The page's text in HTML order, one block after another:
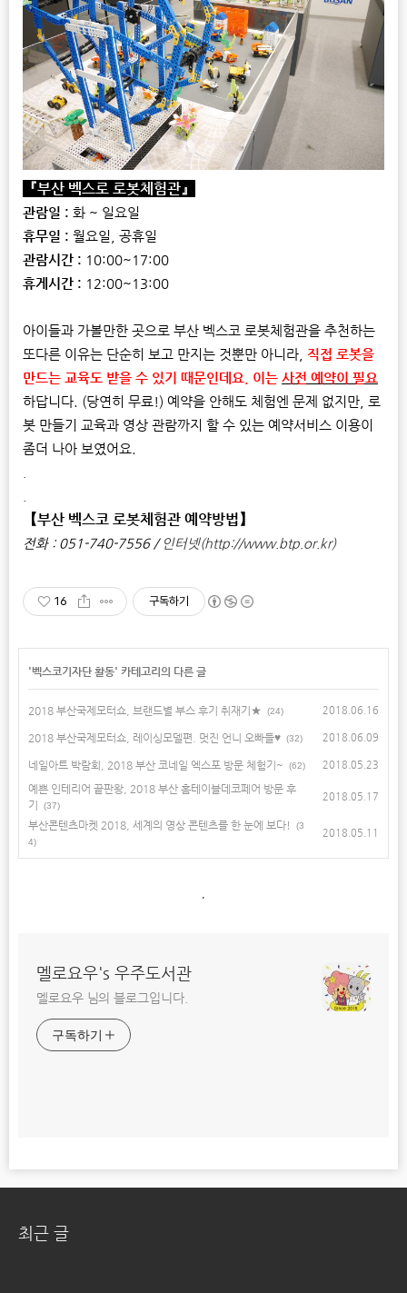
『부산 벡스로 로봇체험관』
관람일 : 화 ~ 일요일
휴무일 : 월요일, 공휴일
관람시간 : 10:00~17:00
휴게시간 : 12:00~13:00
아이들과 가볼만한 곳으로 부산 벡스코 로봇체험관을 추천하는
또다른 이유는 단순히 보고 만지는 것뿐만 아니라, 직접 로봇을
만드는 교육도 받을 수 있기 때문인데요. 이는 사전 예약이 필요
하답니다. (당연히 무료!) 예약을 안해도 체험엔 문제 없지만, 로
봇 만들기 교육과 영상 관람까지 할 수 있는 예약서비스 이용이
좀더 나아 보였어요.
【부산 벡스코 로봇체험관 예약방법】
전화 : 051-740-7556 / 인터넷(http://www.btp.or.kr)
16 구독하기
'벡스코기자단 활동' 카테고리의 다른 글
2018 부산국제모터쇼, 브랜드별 부스 후기 취재기★ (24) 2018.06.16
2018 부산국제모터쇼, 레이싱모델편. 멋진 언니 오빠들♥ (32) 2018.06.09
네일아트 박람회, 2018 부산 코네일 엑스포 방문 체험기~ (62) 2018.05.23
예쁜 인테리어 끝판왕, 2018 부산 홈테이블데코페어 방문 후
기
(37)
2018.05.17
부산콘텐츠마켓 2018, 세계의 영상 콘텐츠를 한 눈에 보다!
(3
4)
2018.05.11
멜로요우's 우주도서관
멜로요우 님의 블로그입니다.
구독하기
최근 글